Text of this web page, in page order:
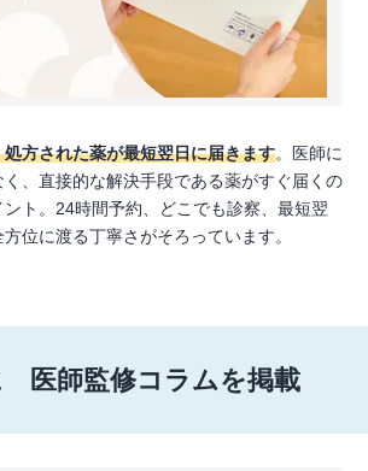
方された薬が最短翌日に届きます。医師に
、直接的な解決手段である薬がすぐ届くの
ト。24時間予約、どこでも診察、最短翌
位に渡る丁寧さがそろっています。
医師監修コラムを掲載